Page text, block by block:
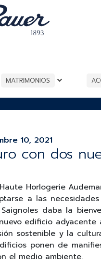
MATRIMONIOS
10, 2021
con dos
Horlogerie
a las
daba la
edificio adyacente
sostenible y la
ponen de
el medio ambiente.